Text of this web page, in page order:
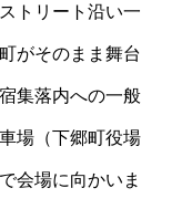
トリート沿い一
がそのまま舞台
集落内への一般
場（下郷町役場
会場に向かいま